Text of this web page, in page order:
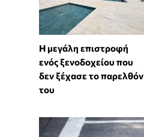
Η μεγάλη επιστροφή
ενός ξενοδοχείου που
δεν ξέχασε το παρελθόν
του